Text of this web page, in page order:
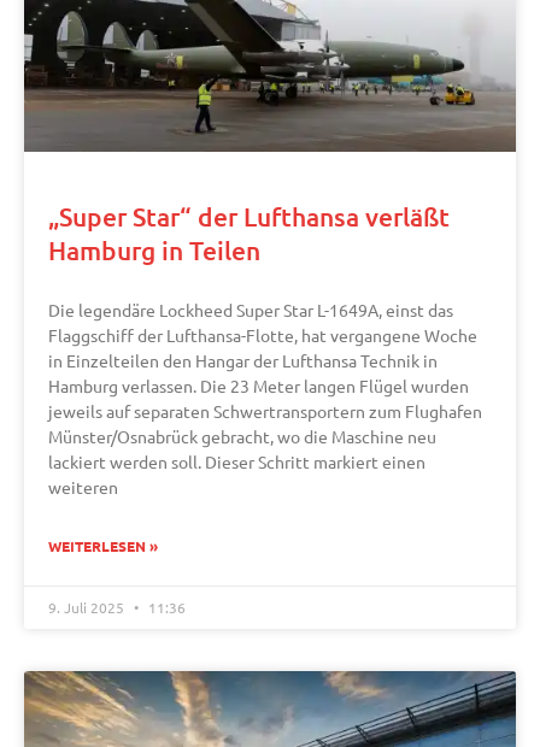
„Super Star“ der Lufthansa verläßt
Hamburg in Teilen
Die legendäre Lockheed Super Star L-1649A, einst das
Flaggschiff der Lufthansa-Flotte, hat vergangene Woche
in Einzelteilen den Hangar der Lufthansa Technik in
Hamburg verlassen. Die 23 Meter langen Flügel wurden
jeweils auf separaten Schwertransportern zum Flughafen
Münster/Osnabrück gebracht, wo die Maschine neu
lackiert werden soll. Dieser Schritt markiert einen
weiteren
WEITERLESEN »
9. Juli 2025 11:36